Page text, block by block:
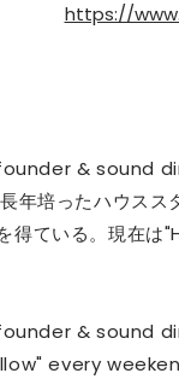
https://
& sound
年培ったハウス
得ている。現在
& sound
every